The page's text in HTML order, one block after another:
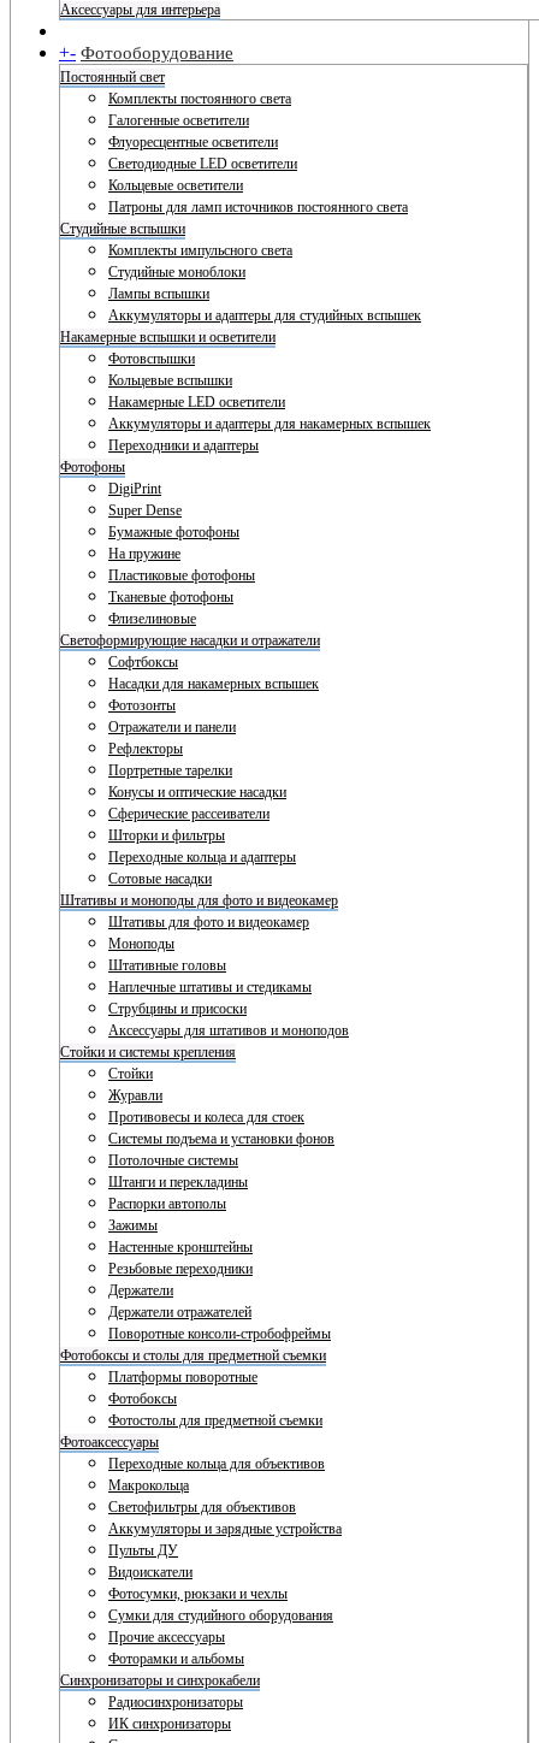
Аксессуары для интерьера
+- Фотооборудование
Постоянный свет
Комплекты постоянного света
Галогенные осветители
Флуоресцентные осветители
Светодиодные LED осветители
Кольцевые осветители
Патроны для ламп источников постоянного света
Студийные вспышки
Комплекты импульсного света
Студийные моноблоки
Лампы вспышки
Аккумуляторы и адаптеры для студийных вспышек
Накамерные вспышки и осветители
Фотовспышки
Кольцевые вспышки
Накамерные LED осветители
Аккумуляторы и адаптеры для накамерных вспышек
Переходники и адаптеры
Фотофоны
DigiPrint
Super Dense
Бумажные фотофоны
На пружине
Пластиковые фотофоны
Тканевые фотофоны
Флизелиновые
Светоформирующие насадки и отражатели
Софтбоксы
Насадки для накамерных вспышек
Фотозонты
Отражатели и панели
Рефлекторы
Портретные тарелки
Конусы и оптические насадки
Сферические рассеиватели
Шторки и фильтры
Переходные кольца и адаптеры
Сотовые насадки
Штативы и моноподы для фото и видеокамер
Штативы для фото и видеокамер
Моноподы
Штативные головы
Наплечные штативы и стедикамы
Струбцины и присоски
Аксессуары для штативов и моноподов
Стойки и системы крепления
Стойки
Журавли
Противовесы и колеса для стоек
Системы подъема и установки фонов
Потолочные системы
Штанги и перекладины
Распорки автополы
Зажимы
Настенные кронштейны
Резьбовые переходники
Держатели
Держатели отражателей
Поворотные консоли-стробофреймы
Фотобоксы и столы для предметной съемки
Платформы поворотные
Фотобоксы
Фотостолы для предметной съемки
Фотоаксессуары
Переходные кольца для объективов
Макрокольца
Светофильтры для объективов
Аккумуляторы и зарядные устройства
Пульты ДУ
Видоискатели
Фотосумки, рюкзаки и чехлы
Сумки для студийного оборудования
Прочие аксессуары
Фоторамки и альбомы
Синхронизаторы и синхрокабели
Радиосинхронизаторы
ИК синхронизаторы